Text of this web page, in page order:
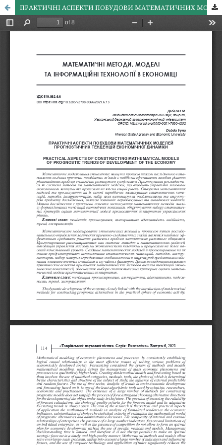
ПРАКТИЧНІ АСПЕКТИ ПОБУДОВИ МАТЕМАТИЧНИХ МОДЕЛЕЙ ПРОГНОЗТИЧНИХ ТЕНДЕНЦІЙ ЕКОНОМІЧНОЇ ДИНАМІКИ